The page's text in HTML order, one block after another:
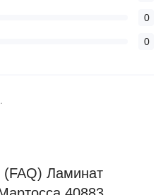
0
0
(FAQ) Ламинат